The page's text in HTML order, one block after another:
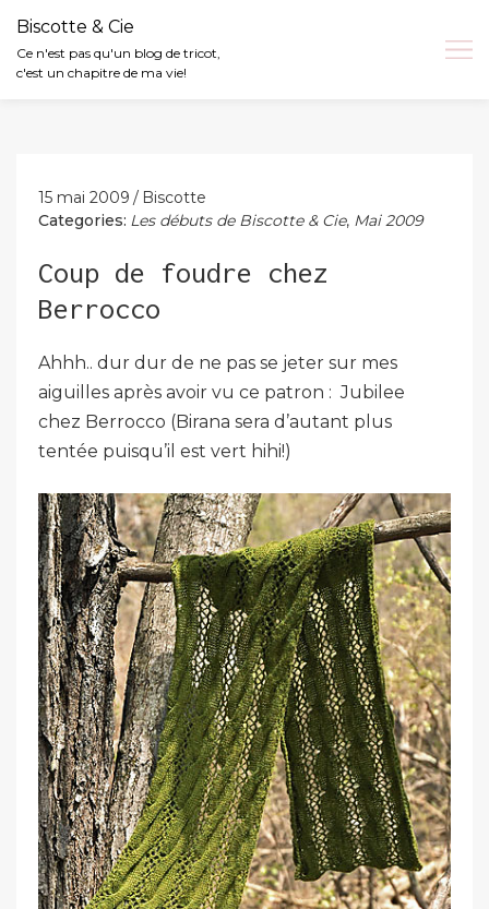
Biscotte & Cie
Ce n'est pas qu'un blog de tricot,
c'est un chapitre de ma vie!
15 mai 2009
Biscotte
Categories: Les débuts de Biscotte & Cie, Mai 2009
Coup de foudre chez
Berrocco
Ahhh.. dur dur de ne pas se jeter sur mes
aiguilles après avoir vu ce patron : Jubilee
chez Berrocco (Birana sera d’autant plus
tentée puisqu’il est vert hihi!)